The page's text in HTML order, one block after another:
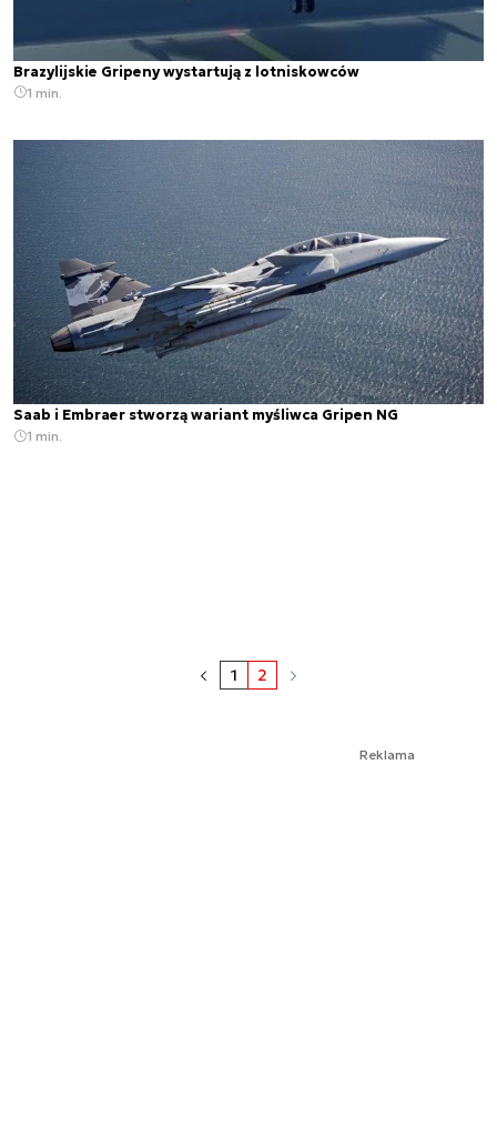
Brazylijskie Gripeny wystartują z lotniskowców
1 min.
Saab i Embraer stworzą wariant myśliwca Gripen NG
1 min.
1 2
Reklama